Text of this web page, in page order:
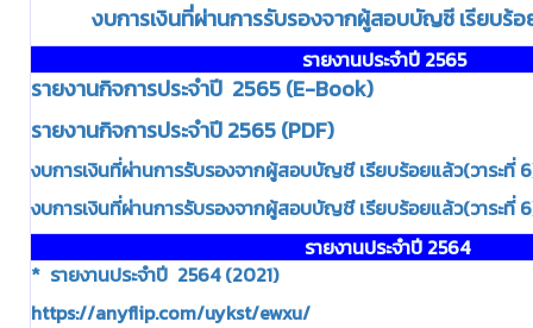
งบการเงินที่ผ่านการรับรองจากผู้สอบบัญชี เรียบร้อ
รายงานประจำปี 2565
รายงานกิจการประจำปี 2565 (E-Book)
รายงานกิจการประจำปี 2565 (PDF)
งบการเงินที่ผ่านการรับรองจากผู้สอบบัญชี เรียบร้อยแล้ว(วาระที่
งบการเงินที่ผ่านการรับรองจากผู้สอบบัญชี เรียบร้อยแล้ว(วาระที่
รายงานประจำปี 2564
* รายงานประจำปี 2564 (2021)
https://anyflip.com/uykst/ewxu/